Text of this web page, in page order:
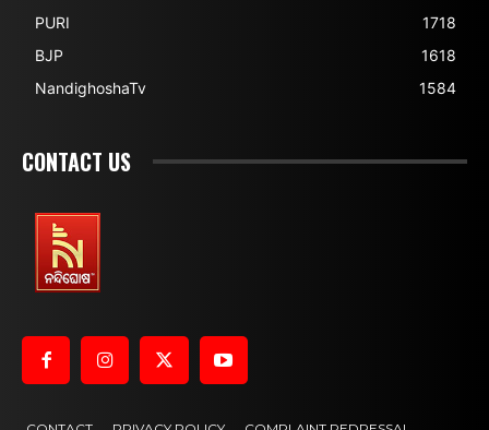
PURI
1718
BJP
1618
NandighoshaTv
1584
CONTACT US